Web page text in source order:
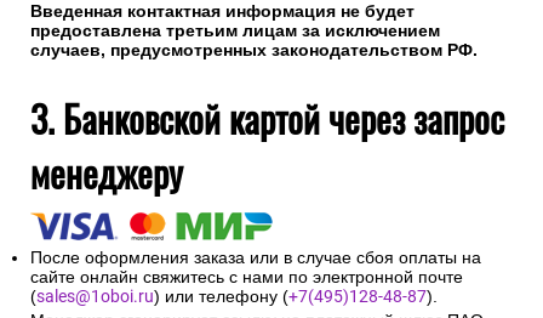
Введенная контактная информация не будет
предоставлена третьим лицам за исключением
случаев, предусмотренных законодательством РФ.
3. Банковской картой через запрос
менеджеру
После оформления заказа или в случае сбоя оплаты на
сайте онлайн свяжитесь с нами по электронной почте
(sales@1oboi.ru) или телефону (+7(495)128-48-87).